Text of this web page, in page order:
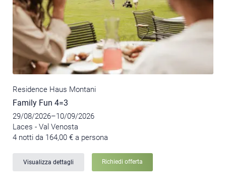
Residence Haus Montani
Family Fun 4=3
29/08/2026–10/09/2026
Laces - Val Venosta
4 notti da 164,00 € a persona
Visualizza dettagli Richiedi offerta